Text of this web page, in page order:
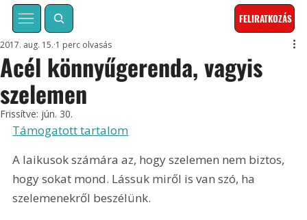
FELIRATKOZÁS
Acél könnyűgerenda, vagyis
szelemen
2017. aug. 15. 1 perc olvasás
Frissítve: jún. 30.
Támogatott tartalom
A laikusok számára az, hogy szelemen nem biztos,
hogy sokat mond. Lássuk miről is van szó, ha
szelemenekről beszélünk.